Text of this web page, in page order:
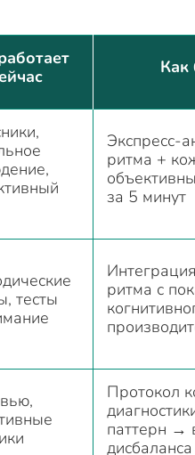
Как
Экспресс-
ритма +
за 5 минут
тесты
ритма с
Протокол
паттерн →
дисбаланса